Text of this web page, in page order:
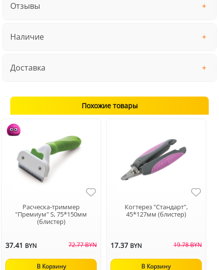
Отзывы
Наличие
Доставка
Похожие товары
Расческа-триммер
"Премиум" S, 75*150мм
(блистер)
37.41 BYN 72.77 BYN
В Корзину
Когтерез "Стандарт",
45*127мм (блистер)
17.37 BYN 19.78 BYN
В Корзину